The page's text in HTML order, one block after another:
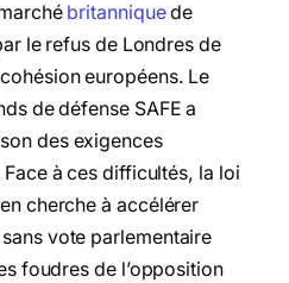
britanniquede
le refus de Londres de
européens. Le
de défense SAFE a
des exigences
à ces difficultés, la loi
cherche à accélérer
vote parlementaire
foudres de l’opposition